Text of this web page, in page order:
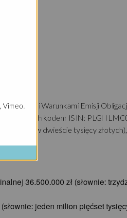
Warunkami Emisji
kodem ISIN:
milionów dwieście tysięcy
36.500.000 zł (słownie:
jeden milion pięćset
Vimeo.